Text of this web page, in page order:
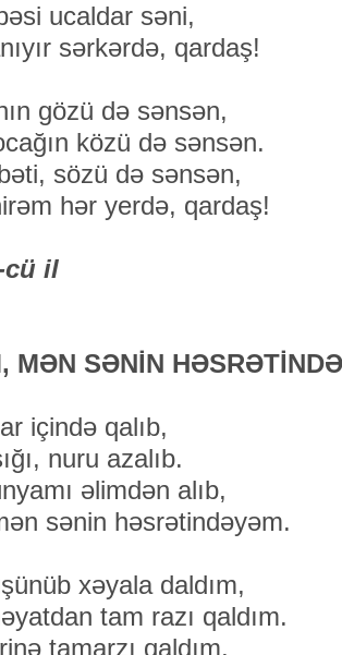
ucaldar səni,
sərkərdə, qardaş!
gözü də sənsən,
közü də sənsən.
sözü də sənsən,
hər yerdə, qardaş!
cü il
MƏN SƏNİN
içində qalıb,
nuru azalıb.
əlimdən alıb,
sənin həsrətindəyəm.
xəyala daldım,
tam razı qaldım.
tamarzı qaldım,